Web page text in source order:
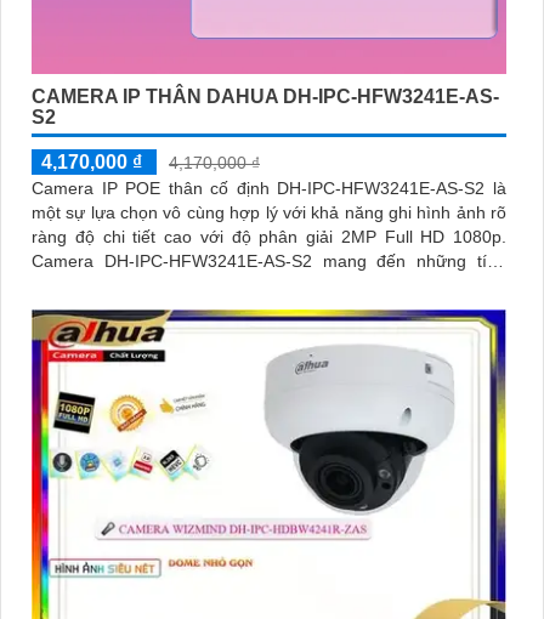
CAMERA IP THÂN DAHUA DH-IPC-HFW3241E-AS-
S2
4,170,000 ₫
4,170,000 ₫
Camera IP POE thân cố định DH-IPC-HFW3241E-AS-S2 là
một sự lựa chọn vô cùng hợp lý với khả năng ghi hình ảnh rõ
ràng độ chi tiết cao với độ phân giải 2MP Full HD 1080p.
Camera DH-IPC-HFW3241E-AS-S2 mang đến những tính